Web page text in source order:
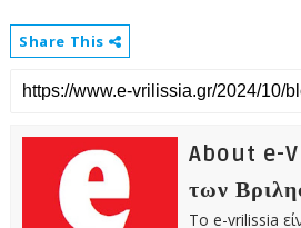
Share This
About e-
των
Το e-vrilissia